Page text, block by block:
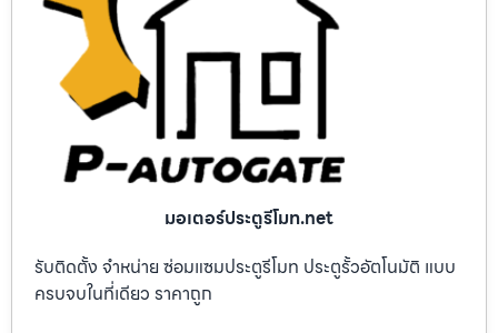
มอเตอร์ประตูรีโมท.net
รับติดตั้ง จำหน่าย ซ่อมแซมประตูรีโมท ประตูรั้วอัตโนมัติ แบบ
ครบจบในที่เดียว ราคาถูก